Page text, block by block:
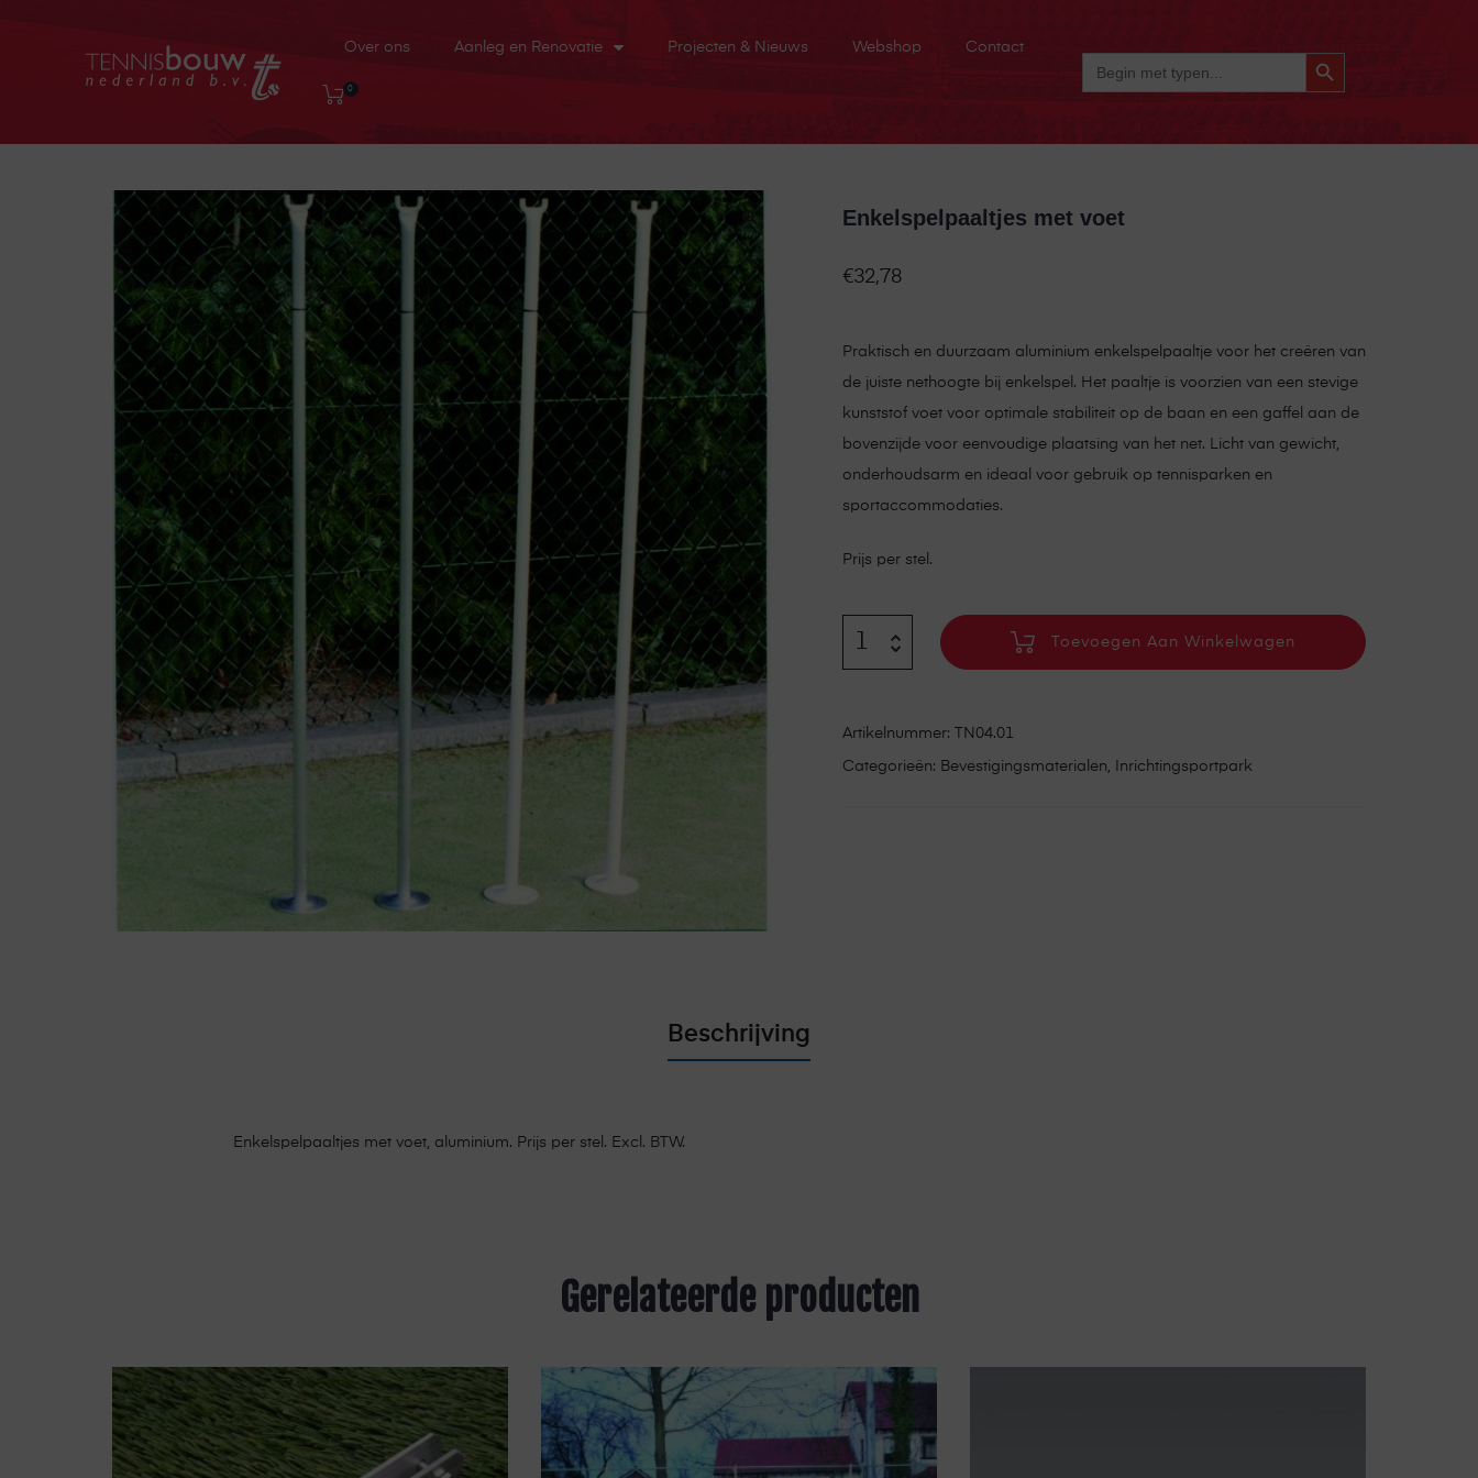
Over ons Aanleg en Renovatie Projecten & Nieuws Webshop Contact
0
Naar:
Zoekknop
Enkelspelpaaltjes met voet
€32,78
Praktisch en duurzaam aluminium enkelspelpaaltje voor het creëren van
de juiste nethoogte bij enkelspel. Het paaltje is voorzien van een stevige
kunststof voet voor optimale stabiliteit op de baan en een gaffel aan de
bovenzijde voor eenvoudige plaatsing van het net. Licht van gewicht,
onderhoudsarm en ideaal voor gebruik op tennisparken en
sportaccommodaties.
Prijs per stel.
Toevoegen Aan Winkelwagen
Artikelnummer: TN04.01
Categorieën: Bevestigingsmaterialen, Inrichtingsportpark
Beschrijving
Enkelspelpaaltjes met voet, aluminium. Prijs per stel. Excl. BTW.
Gerelateerde producten